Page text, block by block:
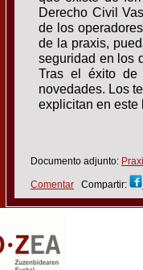
Derecho Civil
de los
de la praxis,
seguridad en los
Tras el éxito de
novedades. Los
explicitan en este
Documento adjunto:
Comentar Compartir: